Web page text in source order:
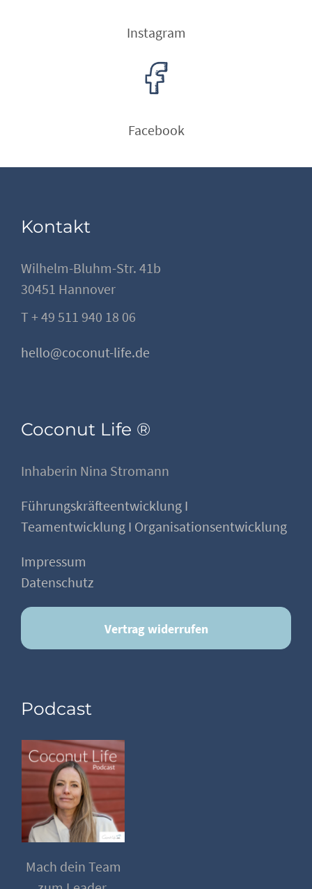
Instagram
Facebook
Kontakt
Wilhelm-Bluhm-Str. 41b
30451 Hannover
T + 49 511 940 18 06
hello@coconut-life.de
Coconut Life ®
Inhaberin Nina Stromann
Führungskräfteentwicklung I
Teamentwicklung I Organisationsentwicklung
Impressum
Datenschutz
Vertrag widerrufen
Podcast
Mach dein Team